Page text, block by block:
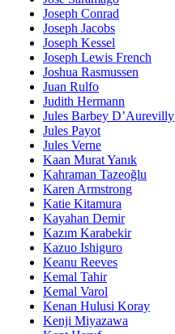
Joseph Conrad
Joseph Jacobs
Joseph Kessel
Joseph Lewis French
Joshua Rasmussen
Juan Rulfo
Judith Hermann
Jules Barbey D’Aurevilly
Jules Payot
Jules Verne
Kaan Murat Yanık
Kahraman Tazeoğlu
Karen Armstrong
Katie Kitamura
Kayahan Demir
Kazım Karabekir
Kazuo Ishiguro
Keanu Reeves
Kemal Tahir
Kemal Varol
Kenan Hulusi Koray
Kenji Miyazawa